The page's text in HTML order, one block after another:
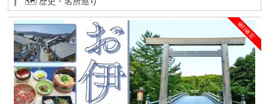
催行確定